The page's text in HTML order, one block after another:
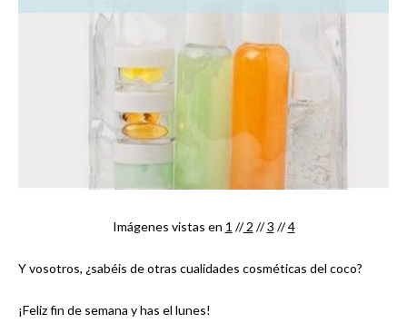
Imágenes vistas en 1 //2 //3 //4
Y vosotros, ¿sabéis de otras cualidades cosméticas del coco?
¡Feliz fin de semana y has el lunes!